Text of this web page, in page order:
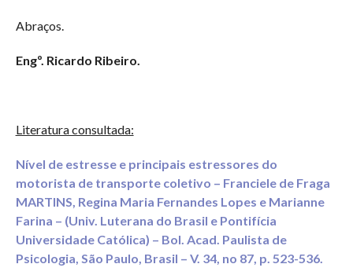
Abraços.
Engº. Ricardo Ribeiro.
Literatura consultada:
Nível de estresse e principais estressores do
motorista de transporte coletivo – Franciele de Fraga
MARTINS, Regina Maria Fernandes Lopes e Marianne
Farina – (Univ. Luterana do Brasil e Pontifícia
Universidade Católica) – Bol. Acad. Paulista de
Psicologia, São Paulo, Brasil – V. 34, no 87, p. 523-536.